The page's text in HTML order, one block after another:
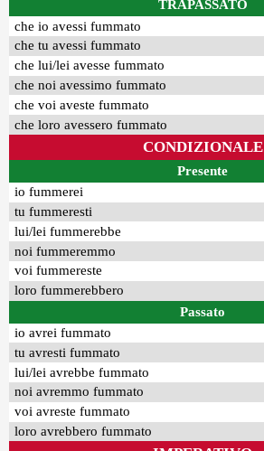
TRAPASSATO
che io avessi fummato
che tu avessi fummato
che lui/lei avesse fummato
che noi avessimo fummato
che voi aveste fummato
che loro avessero fummato
CONDIZIONALE
Presente
io fummerei
tu fummeresti
lui/lei fummerebbe
noi fummeremmo
voi fummereste
loro fummerebbero
Passato
io avrei fummato
tu avresti fummato
lui/lei avrebbe fummato
noi avremmo fummato
voi avreste fummato
loro avrebbero fummato